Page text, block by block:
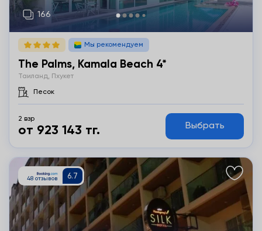
Мы рекомендуем
The Palms, Kamala Beach 4*
Таиланд, Пхукет
Песок
2 взр
от 923 143 тг. Выбрать
Подробнее